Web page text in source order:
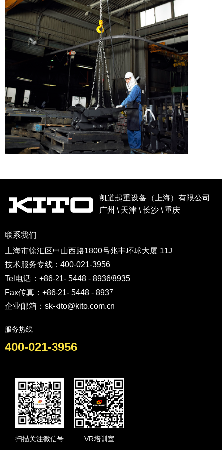
凯道起重设备（上海）有限公司
广州 \ 天津 \ 长沙 \ 重庆
联系我们
上海市徐汇区中山西路1800号兆丰环球大厦 11J
技术服务专线：400-021-3956
Tel电话：+86-21- 5448 - 8936/8935
Fax传真：+86-21- 5448 - 8937
企业邮箱：sk-kito@kito.com.cn
服务热线
400-021-3956
扫描关注微信号 VR培训室